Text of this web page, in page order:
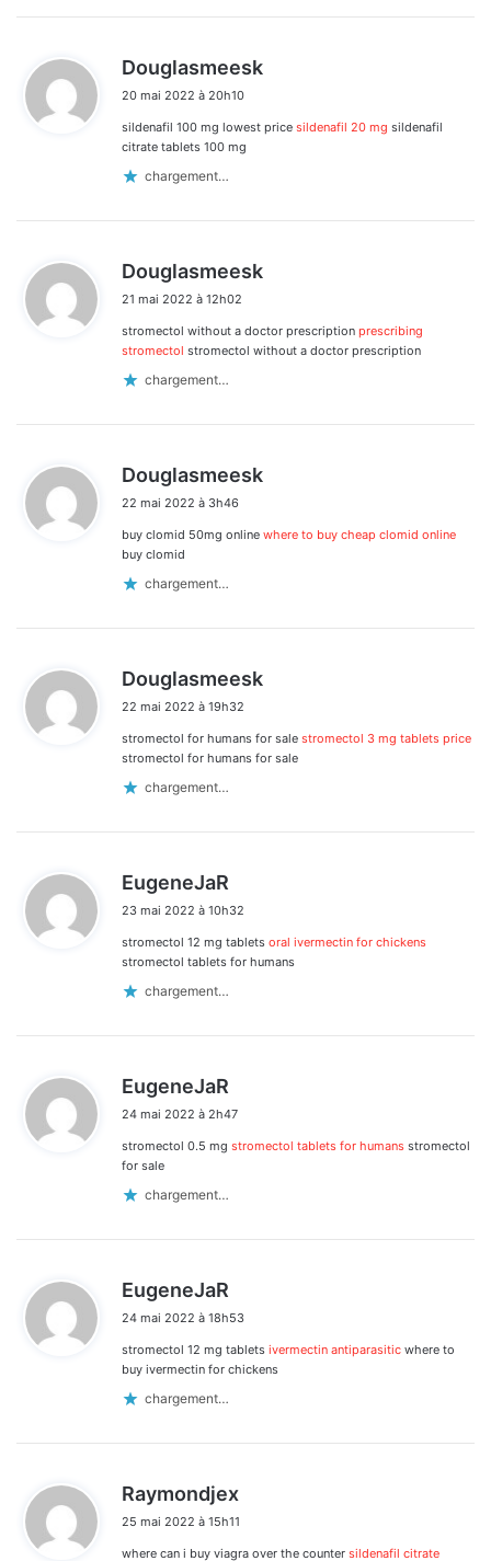
Douglasmeesk
20 mai 2022 à 20h10
sildenafil 100 mg lowest price sildenafil 20 mg sildenafil
citrate tablets 100 mg
chargement…
Douglasmeesk
:
21 mai 2022 à 12h02
stromectol without a doctor prescription prescribing
stromectol stromectol without a doctor prescription
chargement…
Douglasmeesk
22 mai 2022 à 3h46
buy clomid 50mg online where to buy cheap clomid online
buy clomid
chargement…
Douglasmeesk
:
22 mai 2022 à 19h32
stromectol for humans for sale stromectol 3 mg tablets price
stromectol for humans for sale
chargement…
EugeneJaR
t
:
23 mai 2022 à 10h32
stromectol 12 mg tablets oral ivermectin for chickens
stromectol tablets for humans
chargement…
EugeneJaR
t
24 mai 2022 à 2h47
stromectol 0.5 mg stromectol tablets for humans stromectol
for sale
chargement…
EugeneJaR
t
:
24 mai 2022 à 18h53
stromectol 12 mg tablets ivermectin antiparasitic where to
buy ivermectin for chickens
chargement…
Raymondjex
25 mai 2022 à 15h11
where can i buy viagra over the counter sildenafil citrate